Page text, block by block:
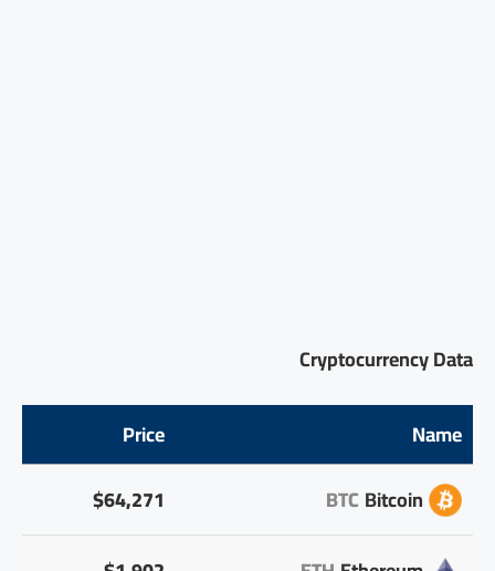
Cryptocurrency Data
Name
Price
Bitcoin
BTC
$64,271